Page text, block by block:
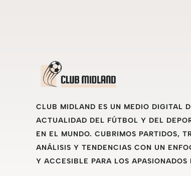
CLUB MIDLAND ES UN MEDIO DIGITAL
ACTUALIDAD DEL FÚTBOL Y DEL
EN EL MUNDO. CUBRIMOS PARTIDOS,
ANÁLISIS Y TENDENCIAS CON UN
Y ACCESIBLE PARA LOS APASIONADOS